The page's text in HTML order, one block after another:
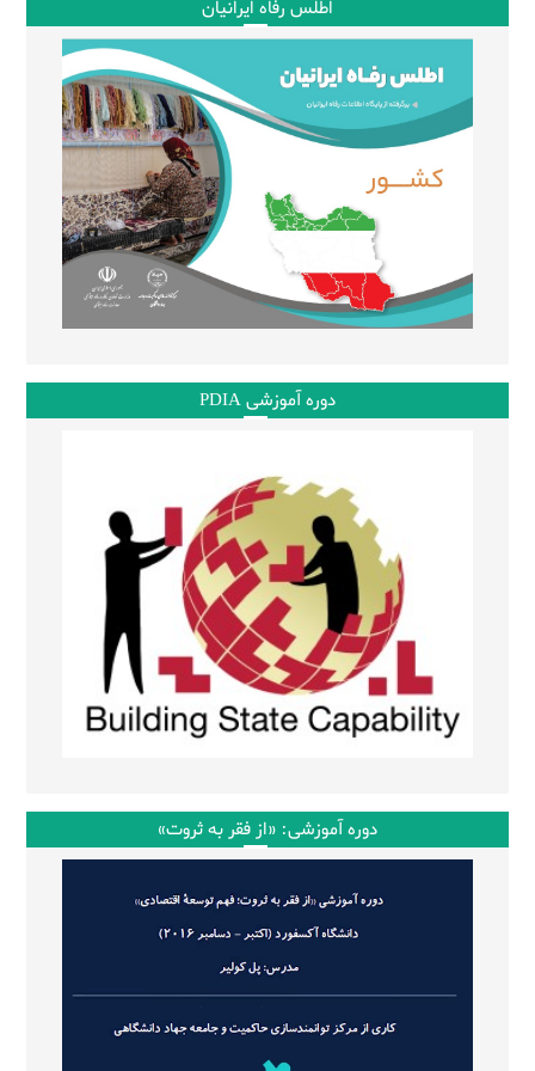
اطلس رفاه ایرانیان
دوره آموزشی PDIA
دوره آموزشی: «از فقر به ثروت»